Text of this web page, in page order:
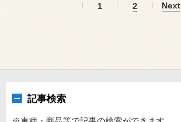
1 2 Next
記事検索